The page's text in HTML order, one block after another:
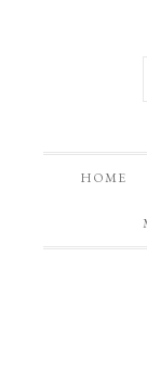
HOME